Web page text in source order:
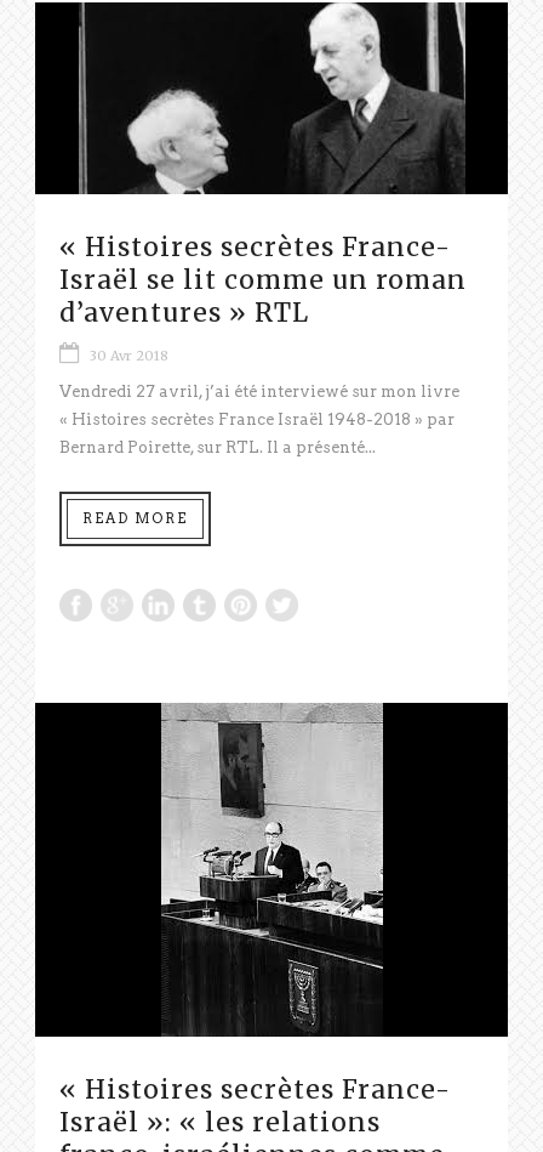
« Histoires secrètes France-
Israël se lit comme un roman
d’aventures » RTL
30 Avr 2018
Vendredi 27 avril, j’ai été interviewé sur mon livre
« Histoires secrètes France Israël 1948-2018 » par
Bernard Poirette, sur RTL. Il a présenté...
READ MORE
« Histoires secrètes France-
Israël »: « les relations